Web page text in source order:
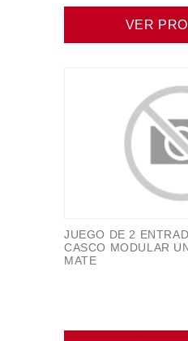
VER
JUEGO DE 2
CASCO MODULAR
MATE